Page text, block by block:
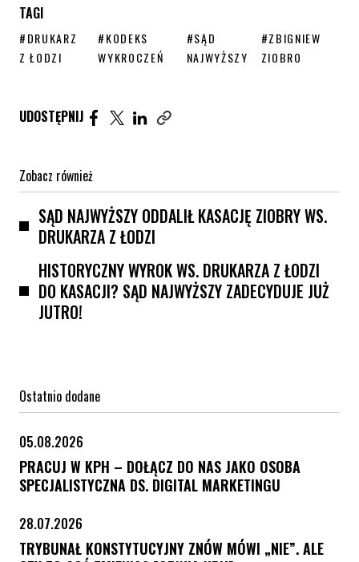
TAGI
STRONA TAGU WPISÓW
#DRUKARZ
Z ŁODZI
STRONA TAGU WPISÓW
#KODEKS
WYKROCZEŃ
STRONA TAGU WPISÓW
#SĄD
NAJWYŻSZY
STRONA TAGU
#ZBIGNIEW
ZIOBRO
UDOSTĘPNIJ Udostępnij artykuł na Facebook. Strona otwiera się
Udostępnij artykuł na Twitter. Strona otwiera
Udostępnij artykuł na Linkedin. Strona
Zobacz również
SĄD NAJWYŻSZY ODDALIŁ KASACJĘ ZIOBRY WS.
DRUKARZA Z ŁODZI
HISTORYCZNY WYROK WS. DRUKARZA Z ŁODZI
DO KASACJI? SĄD NAJWYŻSZY ZADECYDUJE JUŻ
JUTRO!
Ostatnio dodane
05.08.2026
PRACUJ W KPH – DOŁĄCZ DO NAS JAKO OSOBA
SPECJALISTYCZNA DS. DIGITAL MARKETINGU
28.07.2026
TRYBUNAŁ KONSTYTUCYJNY ZNÓW MÓWI „NIE”. ALE